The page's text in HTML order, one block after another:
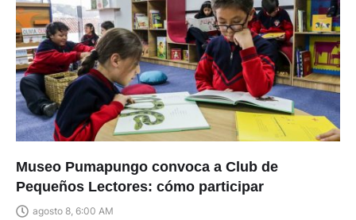
Museo Pumapungo convoca a Club de
Pequeños Lectores: cómo participar
agosto 8, 6:00 AM